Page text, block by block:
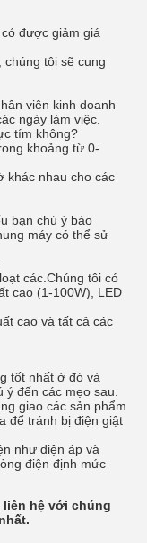
được giảm giá
tôi sẽ cung
viên kinh doanh
ngày làm việc.
tím không?
khoảng từ 0-
khác nhau cho các
bạn chú ý bảo
máy có thể sử
các.Chúng tôi có
cao (1-100W), LED
cao và tất cả các
tốt nhất ở đó và
ý đến các mẹo sau.
giao các sản phẩm
để tránh bị điện giật
như điện áp và
điện định mức
liên hệ với chúng